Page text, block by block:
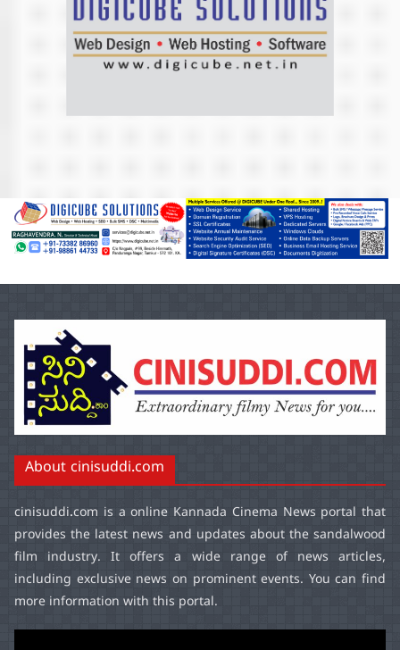
About cinisuddi.com
cinisuddi.com is a online Kannada Cinema News portal that
provides the latest news and updates about the sandalwood
film industry. It offers a wide range of news articles,
including exclusive news on prominent events. You can find
more information with this portal.